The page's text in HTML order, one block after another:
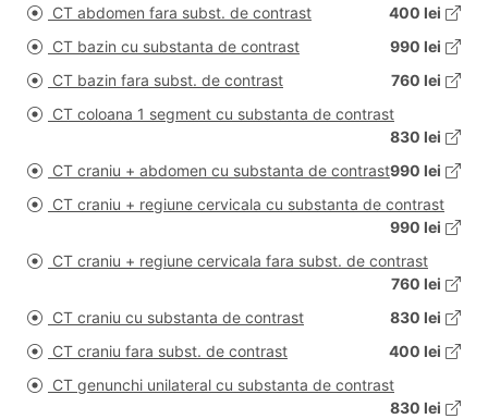
CT abdomen fara subst. de contrast
400 lei
CT bazin cu substanta de contrast
990 lei
CT bazin fara subst. de contrast
760 lei
CT coloana 1 segment cu substanta de contrast
830 lei
CT craniu + abdomen cu substanta de contrast990 lei
CT craniu + regiune cervicala cu substanta de contrast
990 lei
CT craniu + regiune cervicala fara subst. de contrast
760 lei
CT craniu cu substanta de contrast
830 lei
CT craniu fara subst. de contrast
400 lei
CT genunchi unilateral cu substanta de contrast
830 lei